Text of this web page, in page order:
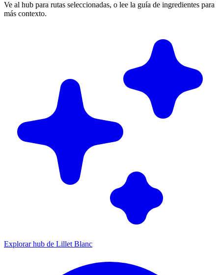
Ve al hub para rutas seleccionadas, o lee la guía de ingredientes para
más contexto.
Explorar hub de Lillet Blanc